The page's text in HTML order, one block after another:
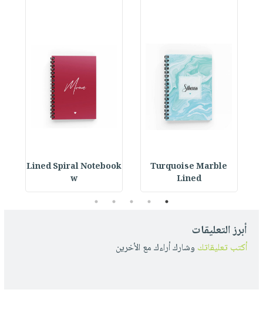
Turquoise Marble
Lined
Lined Spiral Notebook
w
1
2
3
4
5
أبرز التعليقات
أكتب تعليقاتك وشارك أراءك مع الأخرين